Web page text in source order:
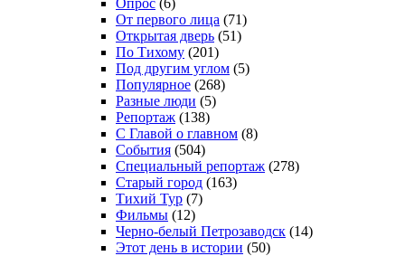
От первого лица (71)
Открытая дверь (51)
По Тихому (201)
Под другим углом (5)
Популярное (268)
Разные люди (5)
Репортаж (138)
С Главой о главном (8)
События (504)
Специальный репортаж (278)
Старый город (163)
Тихий Тур (7)
Фильмы (12)
Черно-белый Петрозаводск (14)
Этот день в истории (50)